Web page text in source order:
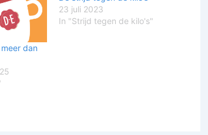
dan
23 juli 2023
In "Strijd tegen de kilo's"